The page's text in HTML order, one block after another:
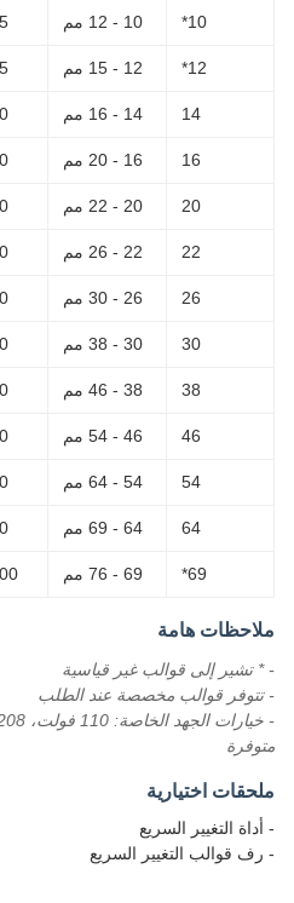
10* 10 - 12 مم
12* 12 - 15 مم
14 14 - 16 مم
16 16 - 20 مم
20 20 - 22 مم
22 22 - 26 مم
26 26 - 30 مم
30 30 - 38 مم
38 38 - 46 مم
46 46 - 54 مم
54 54 - 64 مم
64 64 - 69 مم
69* 69 - 76 مم
ملاحظات هامة
- * تشير إلى قوالب غير قياسية
- تتوفر قوالب مخصصة عند الطلب
متوفرة
ملحقات اختيارية
- أداة التغيير السريع
- رف قوالب التغيير السريع